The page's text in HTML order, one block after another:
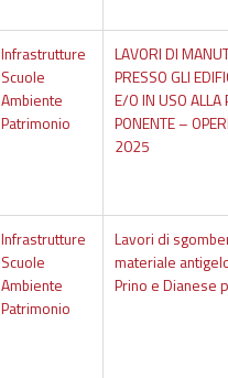
Infrastrutture
Scuole
Ambiente
Patrimonio
LAVORI DI
PRESSO GLI
E/O IN USO ALLA
PONENTE –
2025
Infrastrutture
Scuole
Ambiente
Patrimonio
Lavori di
materiale
Prino e Dianese